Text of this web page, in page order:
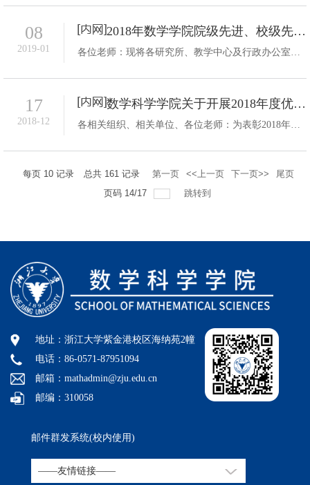
08
2019-01
2018年数学学院院级先进、校级先进推荐教职工名单公示
各位老师：现将各研究所、教学中心及行政办公室推荐的院级先进名单及院务会通过的校级先进名单公示如下， 校级先进： 江文帅 院级先进：数学研究所：王伟（小）、张挺、江文帅 统计研究所：庞天晓 信息研究所： 阮火军科学与工程计算研究所：吴庆标 应用数学研究所： 孔德兴运筹与控制研究所：陈叔平 基础教学研究中心： 徐林荣、黄正达行政及其他教师：周利平、陈黎 注：，排名不分先后 如对推荐名单...
17
2018-12
数学科学学院关于开展2018年度优秀教职工奖评选工作的通知
各相关组织、相关单位、各位老师：为表彰2018年度在教学科研、管理工作中取得显著成绩的优秀教师和优秀教育工作者，学院组织开展本年度优秀教职工推荐评选活动，并在校友杨益民捐设的今明教育奖教金基础上由学院配额以奖教金的形式给予奖励。现将有关评选工作通知如下：一、 奖励范围和设置1. 浙江大学数学科学学院在职在编教职工都可参加评选。2. &...
每页 10 记录 总共 161 记录 第一页 <<上一页 下一页>>
尾页
页码 14/17 跳转到
地址：浙江大学紫金港校区海纳苑2幢
电话：86-0571-87951094
邮箱：mathadmin@zju.edu.cn
邮编：310058
邮件群发系统(校内使用)